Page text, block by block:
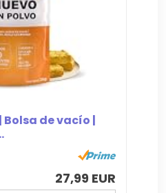
Bolsa de vacío |
27,99 EUR